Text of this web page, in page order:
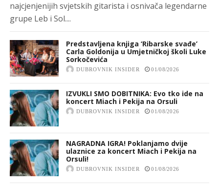
najcjenjenijih svjetskih gitarista i osnivača legendarne
grupe Leb i Sol....
Predstavljena knjiga ‘Ribarske svađe’
Carla Goldonija u Umjetničkoj školi Luke
Sorkočevića
DUBROVNIK INSIDER 01/08/2026
IZVUKLI SMO DOBITNIKA: Evo tko ide na
koncert Miach i Pekija na Orsuli
DUBROVNIK INSIDER 01/08/2026
NAGRADNA IGRA! Poklanjamo dvije
ulaznice za koncert Miach i Pekija na
Orsuli!
DUBROVNIK INSIDER 01/08/2026